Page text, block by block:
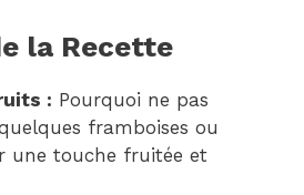
la Recette
: Pourquoi ne pas
framboises ou
une touche fruitée et